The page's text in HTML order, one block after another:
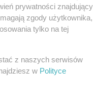
Tomek Torres
“najmłodszym
Magia muzyki na
Publiczność pewnie
zastanawiała się, skąd
atmosfera tego
prywatności znajdujący
zgody użytkownika,
tylko na tej
z naszych serwisów
w Polityce